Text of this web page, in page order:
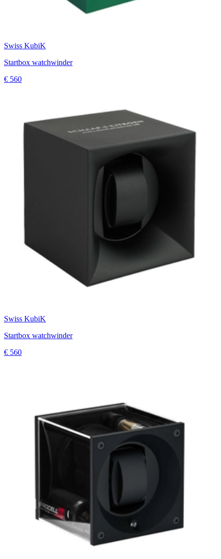
Swiss KubiK
Startbox watchwinder
€ 560
Swiss KubiK
Startbox watchwinder
€ 560